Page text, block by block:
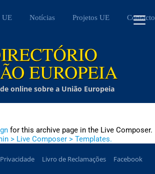
UE Notícias Projetos UE Contacto
online sobre a União Europeia
for this archive page in the Live Composer.
> Live Composer > Templates.
Livro de Reclamações Facebook